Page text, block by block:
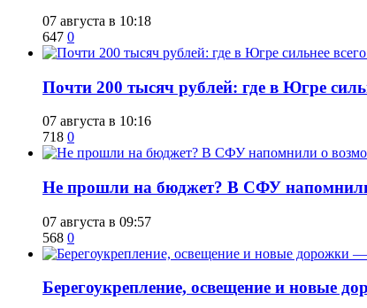
07 августа в 10:18
647 0
​Почти 200 тысяч рублей: где в Югре
07 августа в 10:16
718 0
Не прошли на бюджет? В СФУ напомнили
07 августа в 09:57
568 0
Берегоукрепление, освещение и новые